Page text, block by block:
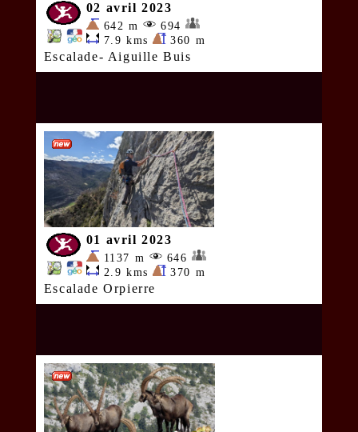
02 avril 2023
642 m
694
7.9 kms
360 m
Escalade- Aiguille Buis
01 avril 2023
1137 m
646
2.9 kms
370 m
Escalade Orpierre